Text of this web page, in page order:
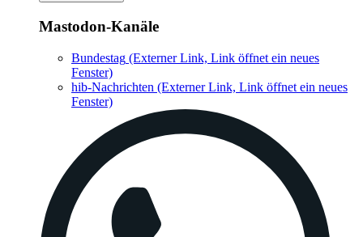
Mastodon-Kanäle
Bundestag (Externer Link, Link öffnet ein neues
Fenster)
hib-Nachrichten (Externer Link, Link öffnet ein neues
Fenster)